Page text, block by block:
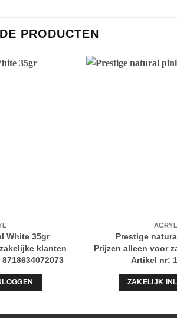
PRODUCTEN
White 35gr
klanten
ACRYL
Prestige
Prijzen alleen voor
Artikel nr:
ZAKELIJK